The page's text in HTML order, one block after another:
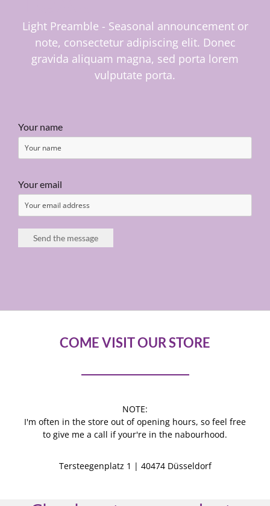
Light Preamble - Seasonal announcement or
note, consectetur adipiscing elit. Donec
gravida aliquam magna, sed porta lorem
vulputate porta.
Your name
Your email
COME VISIT OUR STORE
NOTE:
I'm often in the store out of opening hours, so feel free
to give me a call if your're in the nabourhood.
Tersteegenplatz 1 | 40474 Düsseldorf